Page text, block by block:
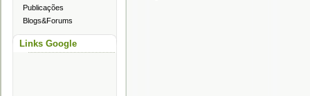
Publicações
Blogs&Forums
Links Google